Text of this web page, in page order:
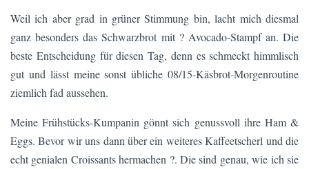
Weil ich aber grad in grüner Stimmung bin, lacht mich diesmal
ganz besonders das Schwarzbrot mit ? Avocado-Stampf an. Die
beste Entscheidung für diesen Tag, denn es schmeckt himmlisch
gut und lässt meine sonst übliche 08/15-Käsbrot-Morgenroutine
ziemlich fad aussehen.
Meine Frühstücks-Kumpanin gönnt sich genussvoll ihre Ham &
Eggs. Bevor wir uns dann über ein weiteres Kaffeetscherl und die
echt genialen Croissants hermachen ?. Die sind genau, wie ich sie